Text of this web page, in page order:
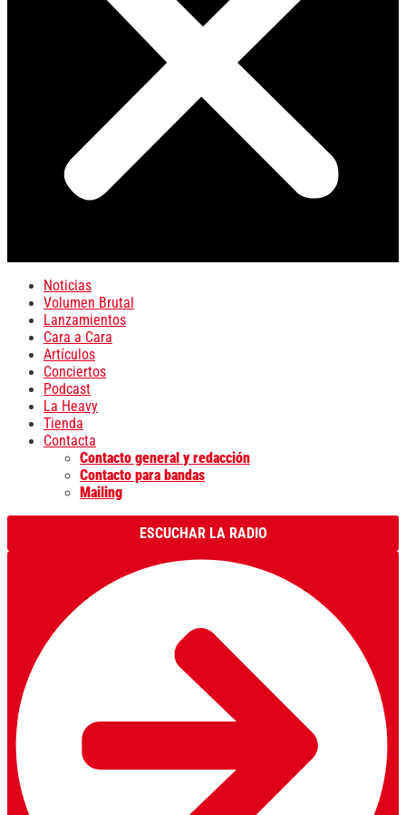
Noticias
Volumen Brutal
Lanzamientos
Cara a Cara
Artículos
Conciertos
Podcast
La Heavy
Tienda
Contacta
Contacto general y redacción
Contacto para bandas
Mailing
ESCUCHAR LA RADIO